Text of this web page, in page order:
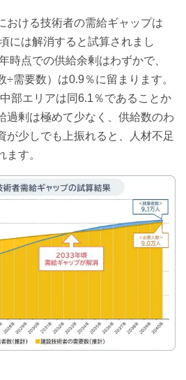
おける技術者の需給ギャップは
には解消すると試算されまし
時点での供給余剰はわずかで、
需要数）は0.9％に留まります。
部エリアは同6.1％であることか
過剰は極めて少なく、供給数のわ
が少しでも上振れると、人材不足
す。